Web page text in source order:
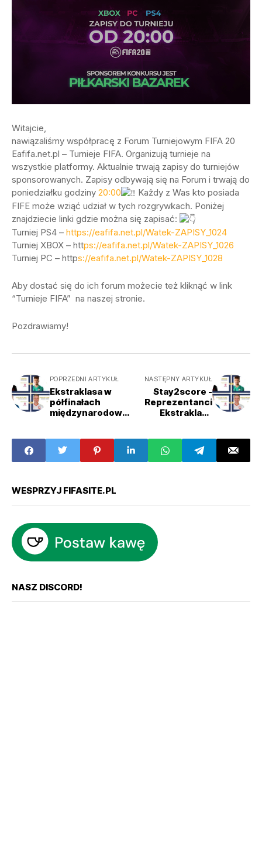
Witajcie,
nawiązaliśmy współpracę z Forum Turniejowym FIFA 20
Eafifa.net.pl – Turnieje FIFA. Organizują turnieje na
wszystkie platformy. Aktualnie trwają zapisy do turniejów
sponsorowanych. Zapisy odbywają się na Forum i trwają do
poniedziałku godziny 20:00
Każdy z Was kto posiada
FIFE może wziąć udział w tych rozgrywkach. Poniżej
znajdziecie linki gdzie można się zapisać:
Turniej PS4 – https://eafifa.net.pl/Watek-ZAPISY_1024
Turniej XBOX – https://eafifa.net.pl/Watek-ZAPISY_1026
Turniej PC – https://eafifa.net.pl/Watek-ZAPISY_1028
Aby dostać się do ich forum możecie też kliknąć w link
“Turnieje FIFA” na naszej stronie.
Pozdrawiamy!
POPRZEDNI ARTYKUŁ
Ekstraklasa w
półfinałach
międzynarodowe
NASTĘPNY ARTYKUŁ
Stay2score -
Reprezentanci
Ekstraklasa
WESPRZYJ FIFASITE.PL
NASZ DISCORD!